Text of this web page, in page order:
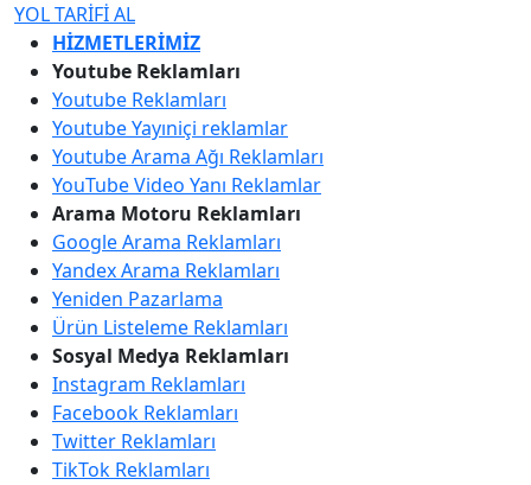
YOL TARİFİ AL
HİZMETLERİMİZ
Youtube Reklamları
Youtube Reklamları
Youtube Yayıniçi reklamlar
Youtube Arama Ağı Reklamları
YouTube Video Yanı Reklamlar
Arama Motoru Reklamları
Google Arama Reklamları
Yandex Arama Reklamları
Yeniden Pazarlama
Ürün Listeleme Reklamları
Sosyal Medya Reklamları
Instagram Reklamları
Facebook Reklamları
Twitter Reklamları
TikTok Reklamları